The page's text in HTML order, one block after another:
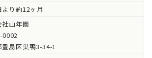
り約12ヶ月
山年園
0002
豊島区巣鴨3-34-1